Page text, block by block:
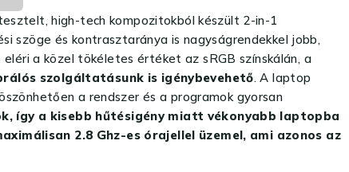
high-tech kompozitokból készült 2-in-1
szöge és kontrasztaránya is nagyságrendekkel jobb,
a közel tökéletes értéket az sRGB színskálán, a
szolgáltatásunk is igénybevehető. A laptop
a rendszer és a programok gyorsan
így a kisebb hűtésigény miatt vékonyabb laptopba
2.8 Ghz-es órajellel üzemel, ami azonos az